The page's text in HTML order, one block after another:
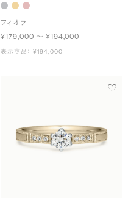
フィオラ
¥179,000 〜 ¥194,000
表示商品： ¥194,000